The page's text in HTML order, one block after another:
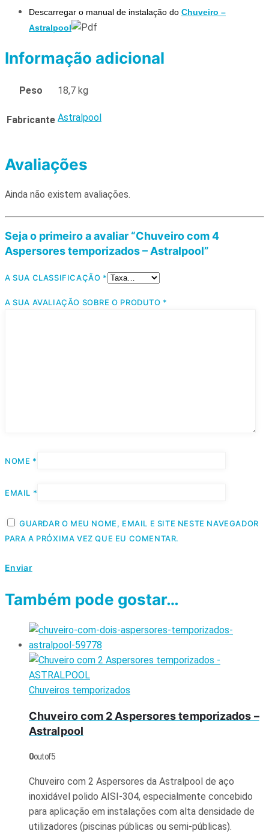
Descarregar o manual de instalação do Chuveiro –
Astralpool
Informação adicional
Peso 18,7 kg
Fabricante Astralpool
Avaliações
Ainda não existem avaliações.
Seja o primeiro a avaliar “Chuveiro com 4
Aspersores temporizados – Astralpool”
A SUA CLASSIFICAÇÃO *
A SUA AVALIAÇÃO SOBRE O PRODUTO *
NOME *
EMAIL *
GUARDAR O MEU NOME, EMAIL E SITE NESTE NAVEGADOR
PARA A PRÓXIMA VEZ QUE EU COMENTAR.
Também pode gostar…
Chuveiros temporizados
Chuveiro com 2 Aspersores temporizados –
Astralpool
0out of 5
Chuveiro com 2 Aspersores da Astralpool de aço
inoxidável polido AISI-304, especialmente concebido
para aplicação em instalações com alta densidade de
utilizadores (piscinas públicas ou semi-públicas).